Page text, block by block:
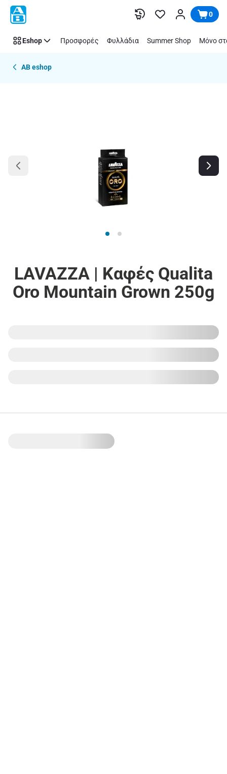
Παράλειψη 0
Eshop Προσφορές Φυλλάδια Summer Shop Μόνο
AB eshop
LAVAZZA | Καφές Qualita
Oro Mountain Grown 250g